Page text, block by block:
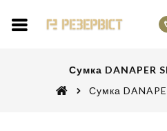
Сумка DANAPER
Сумка